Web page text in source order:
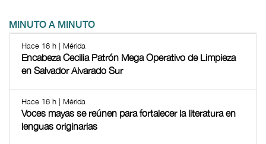
MINUTO A MINUTO
Hace 16 h | Mérida
Encabeza Cecilia Patrón Mega Operativo de Limpieza
en Salvador Alvarado Sur
Hace 16 h | Mérida
Voces mayas se reúnen para fortalecer la literatura en
lenguas originarias